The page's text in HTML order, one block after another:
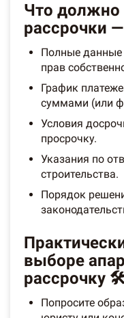
Что должно
рассрочки
Полные данные
прав
График
суммами (или
Условия
просрочку.
Указания по
строительства.
Порядок
выборе
рассрочку
Попросите